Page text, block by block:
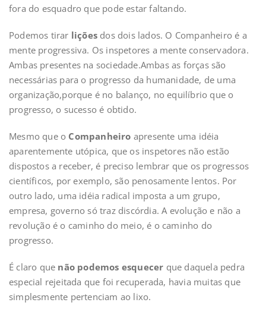
fora do esquadro que pode estar faltando.
Podemos tirar lições dos dois lados. O Companheiro é a
mente progressiva. Os inspetores a mente conservadora.
Ambas presentes na sociedade.Ambas as forças são
necessárias para o progresso da humanidade, de uma
organização,porque é no balanço, no equilíbrio que o
progresso, o sucesso é obtido.
Mesmo que o Companheiro apresente uma idéia
aparentemente utópica, que os inspetores não estão
dispostos a receber, é preciso lembrar que os progressos
científicos, por exemplo, são penosamente lentos. Por
outro lado, uma idéia radical imposta a um grupo,
empresa, governo só traz discórdia. A evolução e não a
revolução é o caminho do meio, é o caminho do
progresso.
É claro que não podemos esquecer que daquela pedra
especial rejeitada que foi recuperada, havia muitas que
simplesmente pertenciam ao lixo.